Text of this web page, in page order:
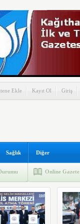
Ekle Kayıt Ol Giriş
Sağlık Diğer
Online Gazete